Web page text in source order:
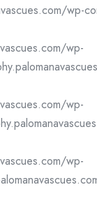
wp-
wp-
wp-
wp-